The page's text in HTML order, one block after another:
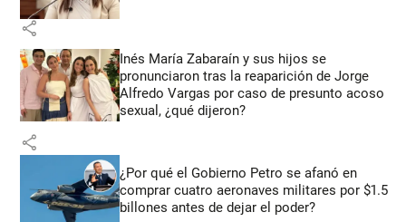
share
Inés María Zabaraín y sus hijos se
pronunciaron tras la reaparición de Jorge
Alfredo Vargas por caso de presunto acoso
sexual, ¿qué dijeron?
share
¿Por qué el Gobierno Petro se afanó en
comprar cuatro aeronaves militares por $1.5
billones antes de dejar el poder?